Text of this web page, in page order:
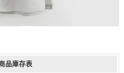
品庫存表